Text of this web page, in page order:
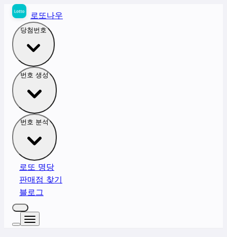
로또나우
당첨번호
번호 생성
번호 분석
로또 명당
판매점 찾기
블로그